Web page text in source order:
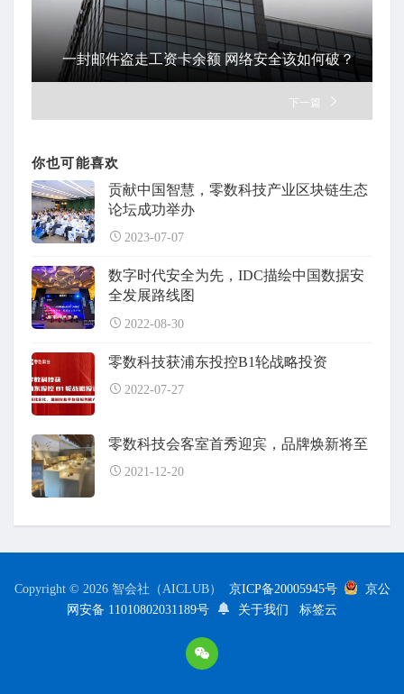
一封邮件盗走工资卡余额 网络安全该如何破？
下一篇
你也可能喜欢
贡献中国智慧，零数科技产业区块链生态
论坛成功举办
2023-07-07
数字时代安全为先，IDC描绘中国数据安
全发展路线图
2022-08-30
零数科技获浦东投控B1轮战略投资
2022-07-27
零数科技会客室首秀迎宾，品牌焕新将至
2021-12-20
Copyright © 2026 智会社（AICLUB） 京ICP备20005945号
京公
网安备 11010802031189号
关于我们 标签云